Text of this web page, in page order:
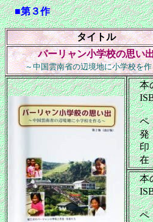
■第３作
タイトル
パーリャン小学校の思い
～中国雲南省の辺境地に小学校を
本
ペ
発
印
在
本
ペ